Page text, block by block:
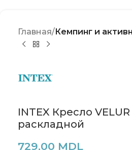
Главная Кемпинг и
INTEX Кресло
раскладной
729,00 MDL